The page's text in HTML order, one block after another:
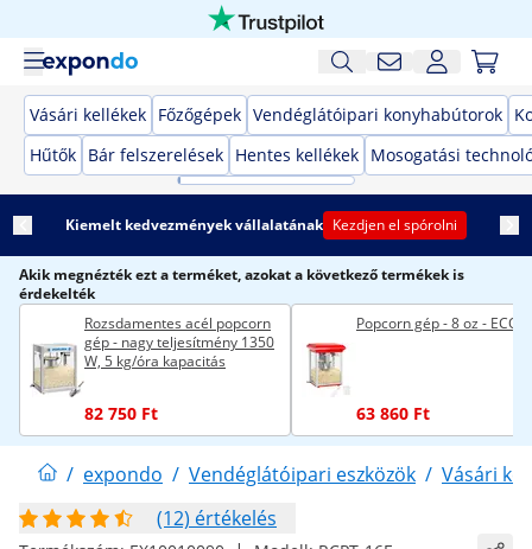
Vásári kellékek Főzőgépek Vendéglátóipari konyhabútorok
Hűtők Bár felszerelések Hentes kellékek Mosogatási
Kiemelt kedvezmények vállalatának Kezdjen el spórolni
Akik megnézték ezt a terméket, azokat a következő termékek is
érdekelték
Rozsdamentes acél popcorn
gép - nagy teljesítmény 1350
W, 5 kg/óra kapacitás
82 750 Ft
Popcorn gép - 8 oz - ECO
63 860 Ft
/ expondo / Vendéglátóipari eszközök / Vásári
(12) értékelés